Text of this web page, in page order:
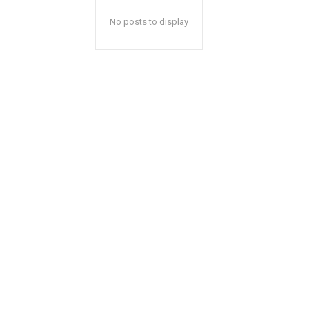
No posts to display